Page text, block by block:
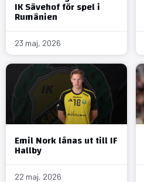
IK Sävehof för spel i
Rumänien
23 maj, 2026
Emil Nork lånas ut till IF
Hallby
22 maj, 2026